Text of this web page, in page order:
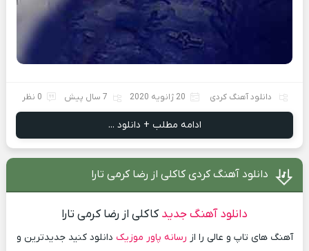
دانلود آهنگ کردی 20 ژانویه 2020 7 سال پیش 0 نظر
ادامه مطلب + دانلود ...
دانلود آهنگ کردی کاکلی از رضا کرمی تارا
دانلود آهنگ جدید کاکلی از رضا کرمی تارا
آهنگ های تاپ و عالی را از رسانه پاور موزیک دانلود کنید جدیدترین و